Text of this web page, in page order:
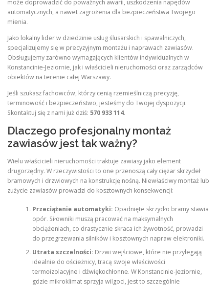
może doprowadzić do poważnych awarii, uszkodzenia napędów
automatycznych, a nawet zagrożenia dla bezpieczeństwa Twojego
mienia.
Jako lokalny lider w dziedzinie usług ślusarskich i spawalniczych,
specjalizujemy się w precyzyjnym montażu i naprawach zawiasów.
Obsługujemy zarówno wymagających klientów indywidualnych w
Konstancinie-Jeziornie, jak i właścicieli nieruchomości oraz zarządców
obiektów na terenie całej Warszawy.
Jeśli szukasz fachowców, którzy cenią rzemieślniczą precyzję,
terminowość i bezpieczeństwo, jesteśmy do Twojej dyspozycji.
Skontaktuj się z nami już dziś: 570 933 114.
Dlaczego profesjonalny montaż
zawiasów jest tak ważny?
Wielu właścicieli nieruchomości traktuje zawiasy jako element
drugorzędny. W rzeczywistości to one przenoszą cały ciężar skrzydeł
bramowych i drzwiowych na konstrukcję nośną. Niewłaściwy montaż lub
zużycie zawiasów prowadzi do kosztownych konsekwencji:
Przeciążenie automatyki: Opadnięte skrzydło bramy stawia
opór. Siłowniki muszą pracować na maksymalnych
obciążeniach, co drastycznie skraca ich żywotność, prowadzi
do przegrzewania silników i kosztownych napraw elektroniki.
Utrata szczelności: Drzwi wejściowe, które nie przylegają
idealnie do ościeżnicy, tracą swoje właściwości
termoizolacyjne i dźwiękochłonne. W Konstancinie-Jeziornie,
gdzie mikroklimat sprzyja wilgoci, jest to szczególnie